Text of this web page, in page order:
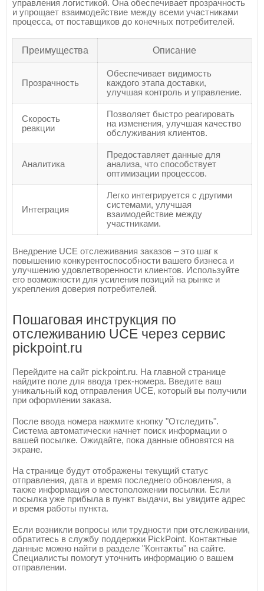
управления логистикой. Она обеспечивает прозрачность
и упрощает взаимодействие между всеми участниками
процесса, от поставщиков до конечных потребителей.
Преимущества Описание
Прозрачность
Обеспечивает видимость
каждого этапа доставки,
улучшая контроль и управление.
Скорость
реакции
Позволяет быстро реагировать
на изменения, улучшая качество
обслуживания клиентов.
Аналитика
Предоставляет данные для
анализа, что способствует
оптимизации процессов.
Интеграция
Легко интегрируется с другими
системами, улучшая
взаимодействие между
участниками.
Внедрение UCE отслеживания заказов – это шаг к
повышению конкурентоспособности вашего бизнеса и
улучшению удовлетворенности клиентов. Используйте
его возможности для усиления позиций на рынке и
укрепления доверия потребителей.
Пошаговая инструкция по
отслеживанию UCE через сервис
pickpoint.ru
Перейдите на сайт pickpoint.ru. На главной странице
найдите поле для ввода трек-номера. Введите ваш
уникальный код отправления UCE, который вы получили
при оформлении заказа.
После ввода номера нажмите кнопку "Отследить".
Система автоматически начнет поиск информации о
вашей посылке. Ожидайте, пока данные обновятся на
экране.
На странице будут отображены текущий статус
отправления, дата и время последнего обновления, а
также информация о местоположении посылки. Если
посылка уже прибыла в пункт выдачи, вы увидите адрес
и время работы пункта.
Если возникли вопросы или трудности при отслеживании,
обратитесь в службу поддержки PickPoint. Контактные
данные можно найти в разделе "Контакты" на сайте.
Специалисты помогут уточнить информацию о вашем
отправлении.